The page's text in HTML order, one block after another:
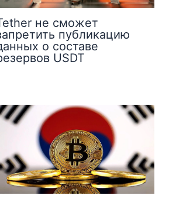
не сможет
публикацию
о составе
USDT